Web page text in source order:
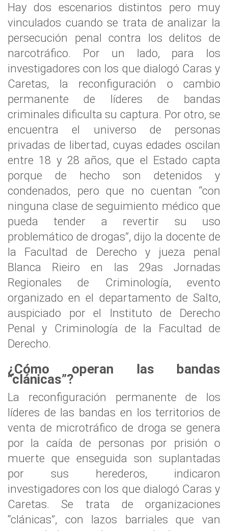
Hay dos escenarios distintos pero muy
vinculados cuando se trata de analizar la
persecución penal contra los delitos de
narcotráfico. Por un lado, para los
investigadores con los que dialogó Caras y
Caretas, la reconfiguración o cambio
permanente de líderes de bandas
criminales dificulta su captura. Por otro, se
encuentra el universo de personas
privadas de libertad, cuyas edades oscilan
entre 18 y 28 años, que el Estado capta
porque de hecho son detenidos y
condenados, pero que no cuentan “con
ninguna clase de seguimiento médico que
pueda tender a revertir su uso
problemático de drogas”, dijo la docente de
la Facultad de Derecho y jueza penal
Blanca Rieiro en las 29as Jornadas
Regionales de Criminología, evento
organizado en el departamento de Salto,
auspiciado por el Instituto de Derecho
Penal y Criminología de la Facultad de
Derecho.
¿Cómo operan las bandas
“clánicas”?
La reconfiguración permanente de los
líderes de las bandas en los territorios de
venta de microtráfico de droga se genera
por la caída de personas por prisión o
muerte que enseguida son suplantadas
por sus herederos, indicaron
investigadores con los que dialogó Caras y
Caretas. Se trata de organizaciones
“clánicas”, con lazos barriales que van